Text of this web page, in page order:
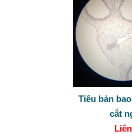
Tiêu bản
cắt